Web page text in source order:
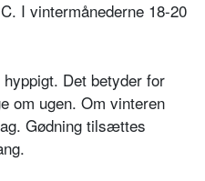
I vintermånederne 18-20
Det betyder for
om ugen. Om vinteren
Gødning tilsættes